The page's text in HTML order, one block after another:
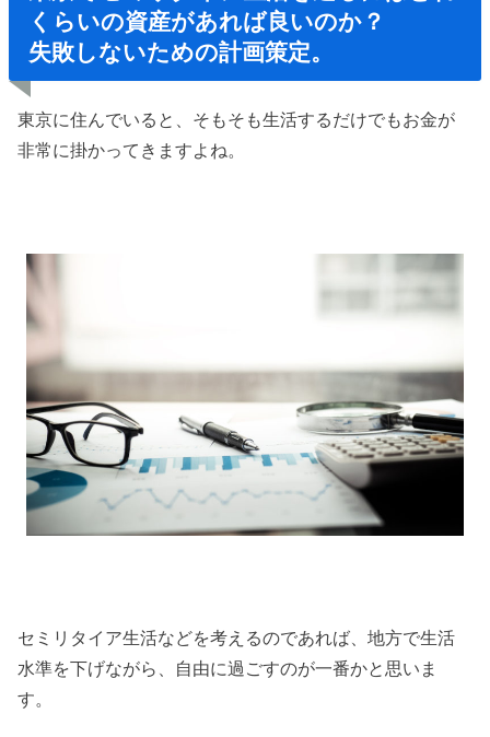
くらいの資産があれば良いのか？
失敗しないための計画策定。
東京に住んでいると、そもそも生活するだけでもお金が
非常に掛かってきますよね。
セミリタイア生活などを考えるのであれば、地方で生活
水準を下げながら、自由に過ごすのが一番かと思いま
す。